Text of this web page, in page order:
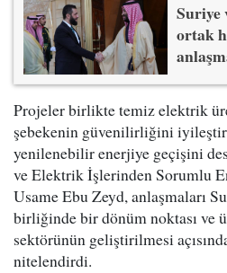
Suriye
ortak
Projeler birlikte temiz elektrik
şebekenin güvenilirliğini
yenilenebilir enerjiye geçişini
ve Elektrik İşlerinden Sorumlu
Usame Ebu Zeyd, anlaşmaları
birliğinde bir dönüm noktası ve
sektörünün geliştirilmesi
nitelendirdi.